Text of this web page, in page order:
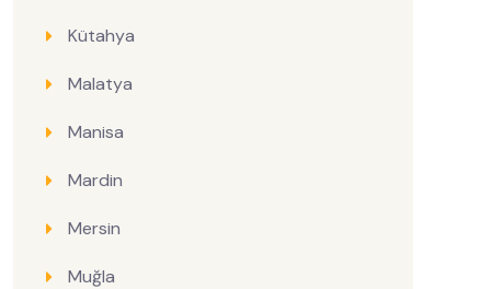
Kütahya
Malatya
Manisa
Mardin
Mersin
Muğla